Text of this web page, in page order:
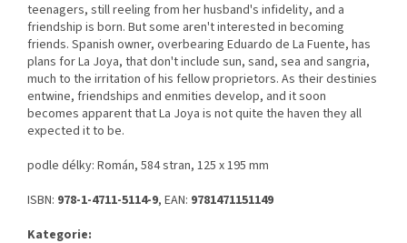
teenagers, still reeling from her husband's infidelity, and a
friendship is born. But some aren't interested in becoming
friends. Spanish owner, overbearing Eduardo de La Fuente, has
plans for La Joya, that don't include sun, sand, sea and sangria,
much to the irritation of his fellow proprietors. As their destinies
entwine, friendships and enmities develop, and it soon
becomes apparent that La Joya is not quite the haven they all
expected it to be.
podle délky: Román, 584 stran, 125 x 195 mm
ISBN: 978-1-4711-5114-9, EAN: 9781471151149
Kategorie: